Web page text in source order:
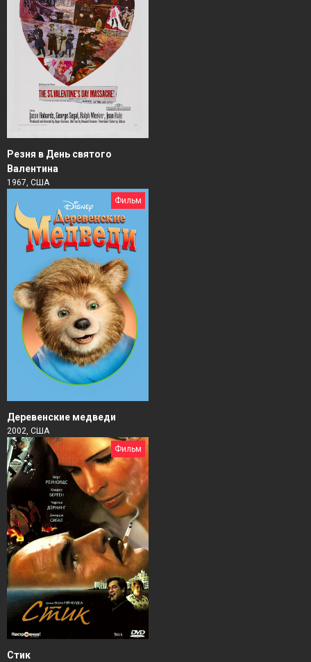
Резня в День святого
Валентина
1967, США
Фильм
Деревенские медведи
2002, США
Фильм
Стик